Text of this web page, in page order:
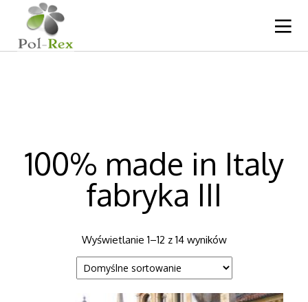
10
LISTOPAD
13
WRZESIEŃ
10
MAJ
100% made in Italy
fabryka III
Wyświetlanie 1–12 z 14 wyników